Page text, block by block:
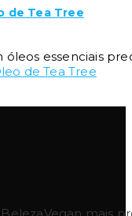
de Tea Tree
essenciais